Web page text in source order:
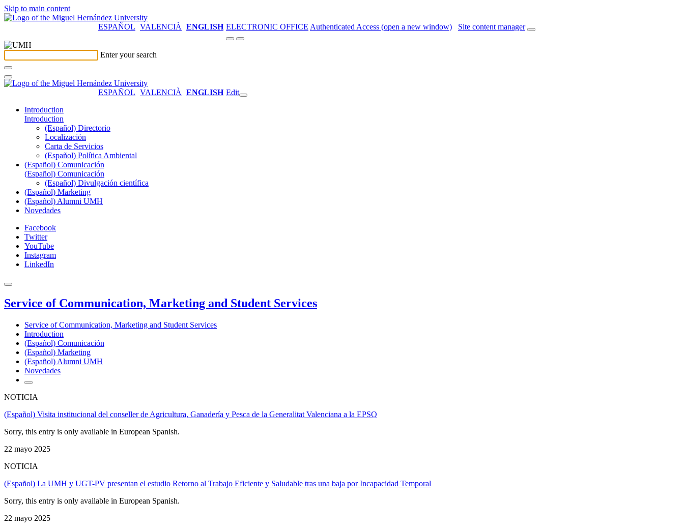
Skip to main content
ESPAÑOL VALENCIÀ ENGLISH ELECTRONIC OFFICE Authenticated Access (open a new window) Site content manager
Enter your search
ESPAÑOL VALENCIÀ ENGLISH Edit
Introduction
Introduction
(Español) Directorio
Localización
Carta de Servicios
(Español) Política Ambiental
(Español) Comunicación
(Español) Comunicación
(Español) Divulgación científica
(Español) Marketing
(Español) Alumni UMH
Novedades
Facebook
Twitter
YouTube
Instagram
LinkedIn
Service of Communication, Marketing and Student Services
Service of Communication, Marketing and Student Services
Introduction
(Español) Comunicación
(Español) Marketing
(Español) Alumni UMH
Novedades
NOTICIA
(Español) Visita institucional del conseller de Agricultura, Ganadería y Pesca de la Generalitat Valenciana a la EPSO
Sorry, this entry is only available in European Spanish.
22 mayo 2025
NOTICIA
(Español) La UMH y UGT-PV presentan el estudio Retorno al Trabajo Eficiente y Saludable tras una baja por Incapacidad Temporal
Sorry, this entry is only available in European Spanish.
22 mayo 2025